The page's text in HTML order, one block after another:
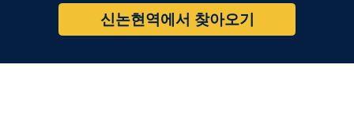
신논현역에서 찾아오기